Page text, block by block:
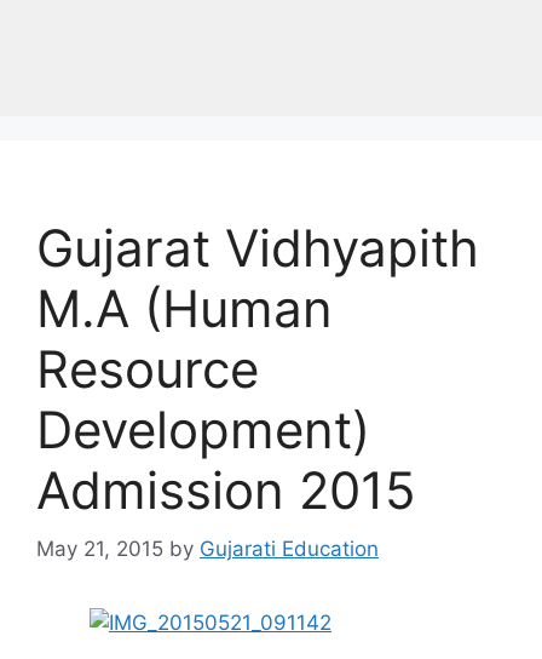
Gujarat Vidhyapith
M.A (Human
Resource
Development)
Admission 2015
May 21, 2015 by Gujarati Education